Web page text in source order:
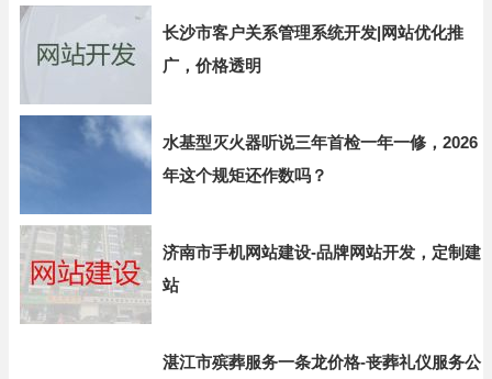
长沙市客户关系管理系统开发|网站优化推
广，价格透明
水基型灭火器听说三年首检一年一修，2026
年这个规矩还作数吗？
济南市手机网站建设-品牌网站开发，定制建
站
湛江市殡葬服务一条龙价格-丧葬礼仪服务公